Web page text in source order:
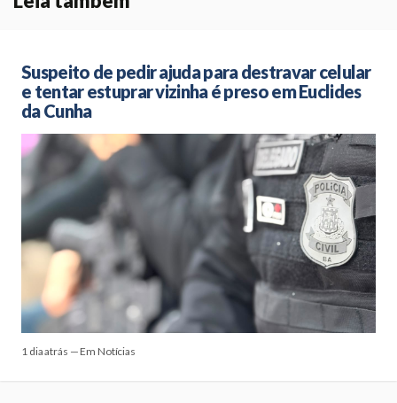
Suspeito de pedir ajuda para destravar celular
e tentar estuprar vizinha é preso em Euclides
da Cunha
1 dia atrás — Em Notícias